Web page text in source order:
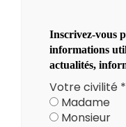
Inscrivez-vous
informations
actualités,
Votre civilité *
Madame
Monsieur